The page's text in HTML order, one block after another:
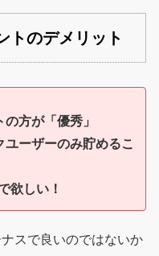
トのデメリット
方が「優秀」
ユーザーのみ貯めるこ
欲しい！
スで良いのではないか